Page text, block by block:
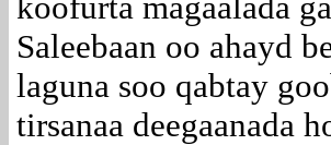
Saleebaan oo ahayd
laguna soo qabtay
tirsanaa deegaanada